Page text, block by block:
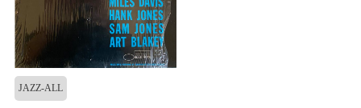
JAZZ-ALL